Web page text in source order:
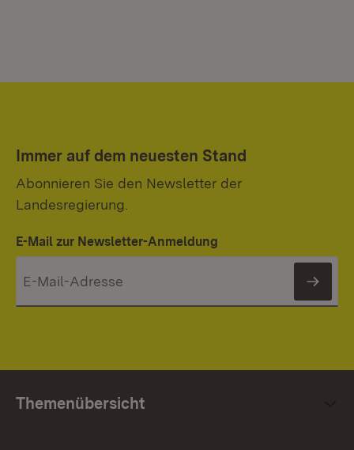
Immer auf dem neuesten Stand
Abonnieren Sie den Newsletter der
Landesregierung.
E-Mail zur Newsletter-Anmeldung
Themenübersicht